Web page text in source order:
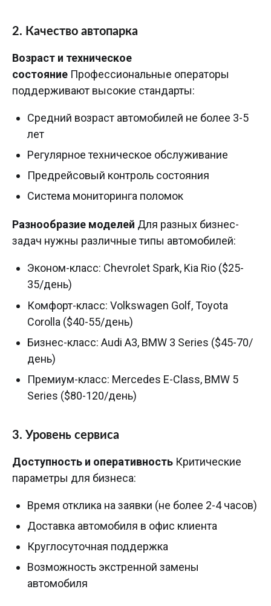
2. Качество автопарка
Возраст и техническое
состояние Профессиональные операторы
поддерживают высокие стандарты:
Средний возраст автомобилей не более 3-5
лет
Регулярное техническое обслуживание
Предрейсовый контроль состояния
Система мониторинга поломок
Разнообразие моделей Для разных бизнес-
задач нужны различные типы автомобилей:
Эконом-класс: Chevrolet Spark, Kia Rio ($25-
35/день)
Комфорт-класс: Volkswagen Golf, Toyota
Corolla ($40-55/день)
Бизнес-класс: Audi A3, BMW 3 Series ($45-70/
день)
Премиум-класс: Mercedes E-Class, BMW 5
Series ($80-120/день)
3. Уровень сервиса
Доступность и оперативность Критические
параметры для бизнеса:
Время отклика на заявки (не более 2-4 часов)
Доставка автомобиля в офис клиента
Круглосуточная поддержка
Возможность экстренной замены
автомобиля